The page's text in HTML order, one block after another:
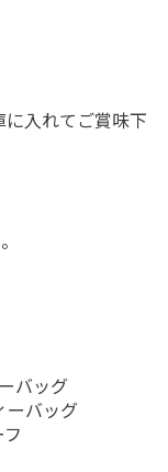
入れてご賞味下
バッグ
ーバッグ